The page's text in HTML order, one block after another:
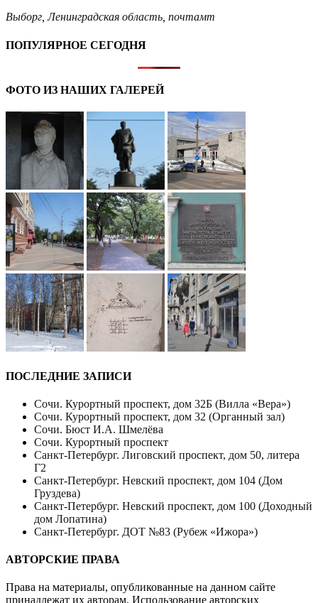
Выборг ,Ленинградская область почтамт
ПОПУЛЯРНОЕ СЕГОДНЯ
ФОТО ИЗ НАШИХ ГАЛЕРЕЙ
ПОСЛЕДНИЕ ЗАПИСИ
Сочи. Курортный проспект, дом 32Б (Вилла «Вера»)
Сочи. Курортный проспект, дом 32 (Органный зал)
Сочи. Бюст И.А. Шмелёва
Сочи. Курортный проспект
Санкт-Петербург. Лиговский проспект, дом 50, литера
Г2
Санкт-Петербург. Невский проспект, дом 104 (Дом
Груздева)
Санкт-Петербург. Невский проспект, дом 100 (Доходный
дом Лопатина)
Санкт-Петербург. ДОТ №83 (Рубеж «Ижора»)
АВТОРСКИЕ ПРАВА
Права на материалы, опубликованные на данном сайте
принадлежат их авторам. Использование авторских